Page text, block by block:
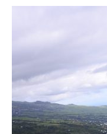
Restos
Restos